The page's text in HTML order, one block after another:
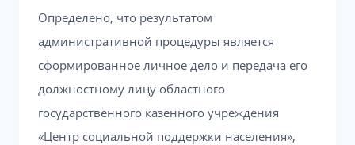
Определено, что результатом
административной процедуры является
сформированное личное дело и передача его
должностному лицу областного
государственного казенного учреждения
«Центр социальной поддержки населения»,